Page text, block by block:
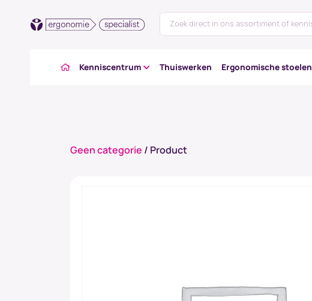
Kenniscentrum Thuiswerken Ergonomische stoelen
Geen categorie / Product